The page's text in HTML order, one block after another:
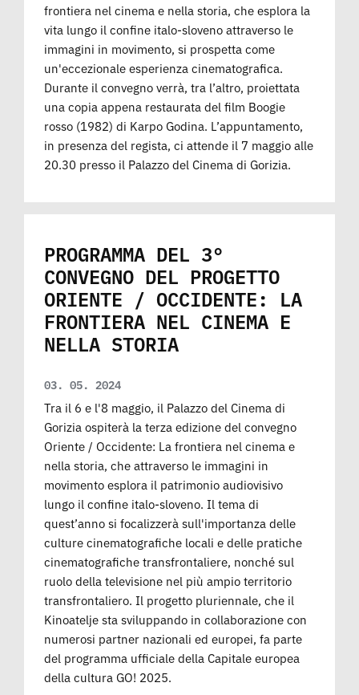
frontiera nel cinema e nella storia, che esplora la
vita lungo il confine italo-sloveno attraverso le
immagini in movimento, si prospetta come
un'eccezionale esperienza cinematografica.
Durante il convegno verrà, tra l’altro, proiettata
una copia appena restaurata del film Boogie
rosso (1982) di Karpo Godina. L’appuntamento,
in presenza del regista, ci attende il 7 maggio alle
20.30 presso il Palazzo del Cinema di Gorizia.
PROGRAMMA DEL 3°
CONVEGNO DEL PROGETTO
ORIENTE / OCCIDENTE: LA
FRONTIERA NEL CINEMA E
NELLA STORIA
03. 05. 2024
Tra il 6 e l'8 maggio, il Palazzo del Cinema di
Gorizia ospiterà la terza edizione del convegno
Oriente / Occidente: La frontiera nel cinema e
nella storia, che attraverso le immagini in
movimento esplora il patrimonio audiovisivo
lungo il confine italo-sloveno. Il tema di
quest’anno si focalizzerà sull'importanza delle
culture cinematografiche locali e delle pratiche
cinematografiche transfrontaliere, nonché sul
ruolo della televisione nel più ampio territorio
transfrontaliero. Il progetto pluriennale, che il
Kinoatelje sta sviluppando in collaborazione con
numerosi partner nazionali ed europei, fa parte
del programma ufficiale della Capitale europea
della cultura GO! 2025.